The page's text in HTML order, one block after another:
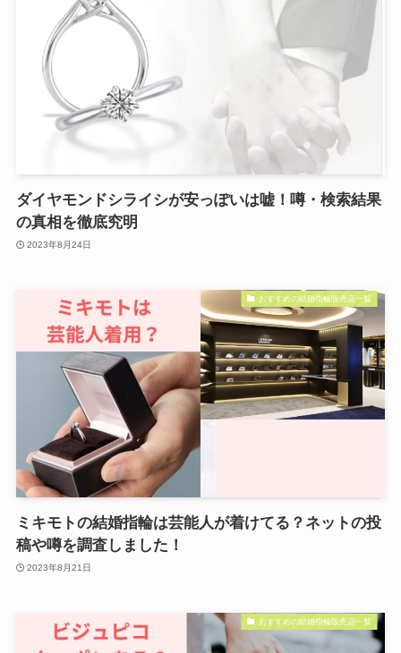
ダイヤモンドシライシが安っぽいは嘘！噂・検索結果
の真相を徹底究明
2023年8月24日
おすすめの結婚指輪販売店一覧
ミキモトの結婚指輪は芸能人が着けてる？ネットの投
稿や噂を調査しました！
2023年8月21日
おすすめの結婚指輪販売店一覧